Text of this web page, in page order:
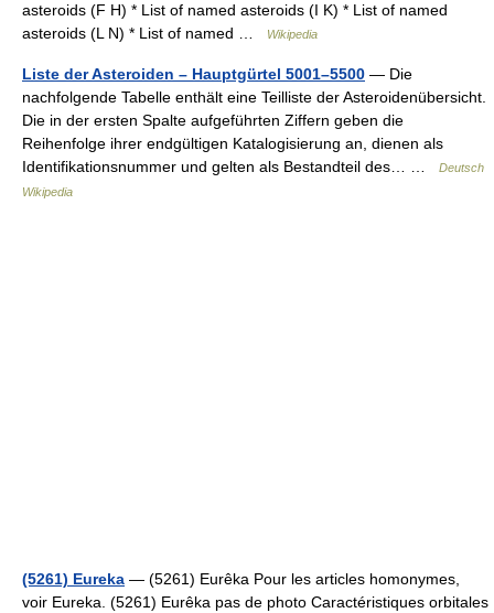
asteroids (F H) * List of named asteroids (I K) * List of named
asteroids (L N) * List of named …
Wikipedia
Liste der Asteroiden – Hauptgürtel 5001–5500 — Die
nachfolgende Tabelle enthält eine Teilliste der Asteroidenübersicht.
Die in der ersten Spalte aufgeführten Ziffern geben die
Reihenfolge ihrer endgültigen Katalogisierung an, dienen als
Identifikationsnummer und gelten als Bestandteil des… …
Deutsch
Wikipedia
(5261) Eureka — (5261) Eurêka Pour les articles homonymes,
voir Eureka. (5261) Eurêka pas de photo Caractéristiques orbitales